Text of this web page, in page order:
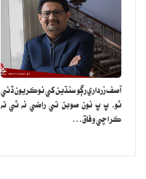
آصف زرداري رڳو سنڌين کي نوڪريون ڏئي
ٿو، پ پ نون صوبن تي راضي نه ٿي ته
ڪراچي وفاق…